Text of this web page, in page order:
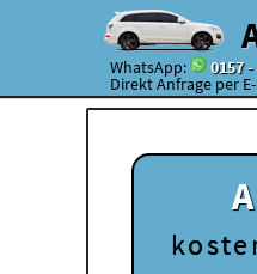
WhatsApp: 0157 -
Direkt Anfrage per